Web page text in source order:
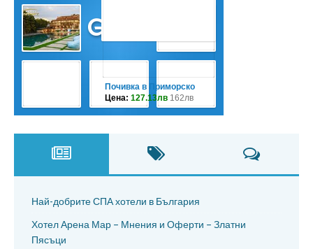
Най-добрите СПА хотели в България
Хотел Арена Мар – Мнения и Оферти – Златни
Пясъци